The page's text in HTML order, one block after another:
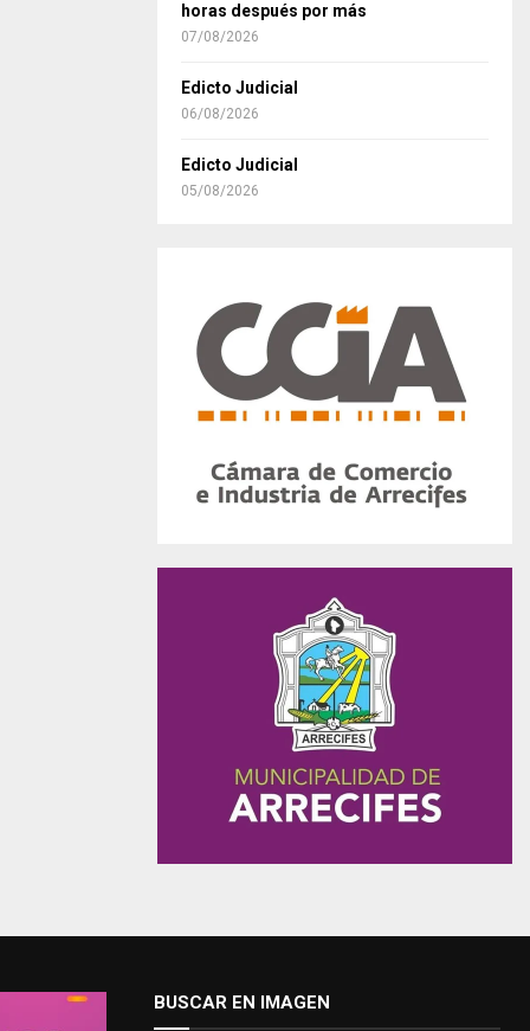
horas después por más
07/08/2026
Edicto Judicial
06/08/2026
Edicto Judicial
05/08/2026
BUSCAR EN IMAGEN